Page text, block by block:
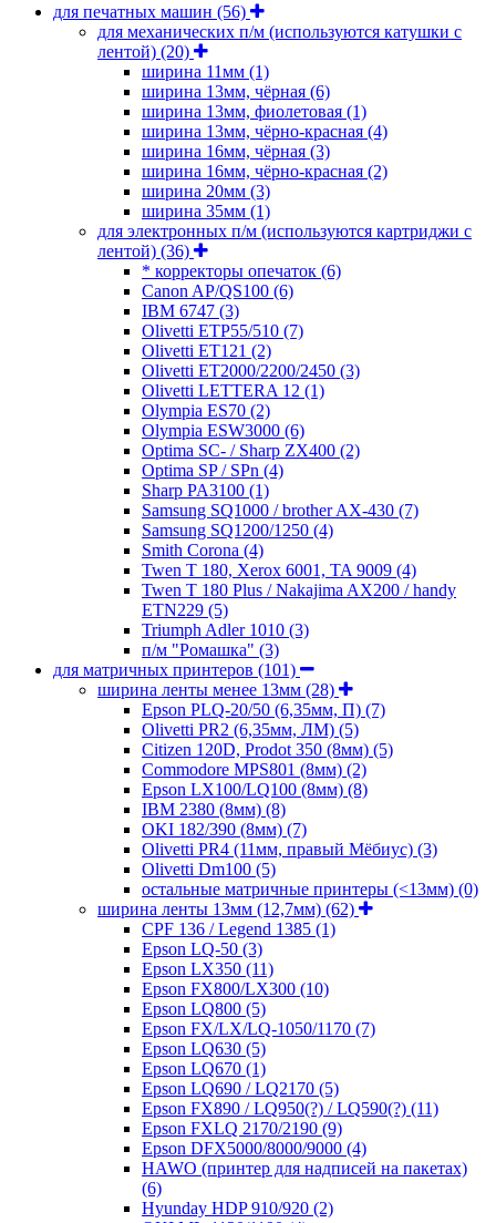
для печатных машин (56)
для механических п/м (используются катушки с
лентой) (20)
ширина 11мм (1)
ширина 13мм, чёрная (6)
ширина 13мм, фиолетовая (1)
ширина 13мм, чёрно-красная (4)
ширина 16мм, чёрная (3)
ширина 16мм, чёрно-красная (2)
ширина 20мм (3)
ширина 35мм (1)
для электронных п/м (используются картриджи с
лентой) (36)
* корректоры опечаток (6)
Canon AP/QS100 (6)
IBM 6747 (3)
Olivetti ETP55/510 (7)
Olivetti ET121 (2)
Olivetti ET2000/2200/2450 (3)
Olivetti LETTERA 12 (1)
Olympia ES70 (2)
Olympia ESW3000 (6)
Optima SC- / Sharp ZX400 (2)
Optima SP / SPn (4)
Sharp PA3100 (1)
Samsung SQ1000 / brother AX-430 (7)
Samsung SQ1200/1250 (4)
Smith Corona (4)
Twen T 180, Xerox 6001, TA 9009 (4)
Twen T 180 Plus / Nakajima AX200 / handy
ETN229 (5)
Triumph Adler 1010 (3)
п/м "Ромашка" (3)
для матричных принтеров (101)
ширина ленты менее 13мм (28)
Epson PLQ-20/50 (6,35мм, П) (7)
Olivetti PR2 (6,35мм, ЛМ) (5)
Citizen 120D, Prodot 350 (8мм) (5)
Commodore MPS801 (8мм) (2)
Epson LX100/LQ100 (8мм) (8)
IBM 2380 (8мм) (8)
OKI 182/390 (8мм) (7)
Olivetti PR4 (11мм, правый Мёбиус) (3)
Olivetti Dm100 (5)
остальные матричные принтеры (<13мм) (0)
ширина ленты 13мм (12,7мм) (62)
CPF 136 / Legend 1385 (1)
Epson LQ-50 (3)
Epson LX350 (11)
Epson FX800/LX300 (10)
Epson LQ800 (5)
Epson FX/LX/LQ-1050/1170 (7)
Epson LQ630 (5)
Epson LQ670 (1)
Epson LQ690 / LQ2170 (5)
Epson FX890 / LQ950(?) / LQ590(?) (11)
Epson FXLQ 2170/2190 (9)
Epson DFX5000/8000/9000 (4)
HAWO (принтер для надписей на пакетах)
(6)
Hyunday HDP 910/920 (2)